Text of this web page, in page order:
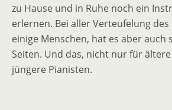
zu Hause und in Ruhe noch ein
erlernen. Bei aller Verteufelung
einige Menschen, hat es aber auch
Seiten. Und das, nicht nur für
jüngere Pianisten.